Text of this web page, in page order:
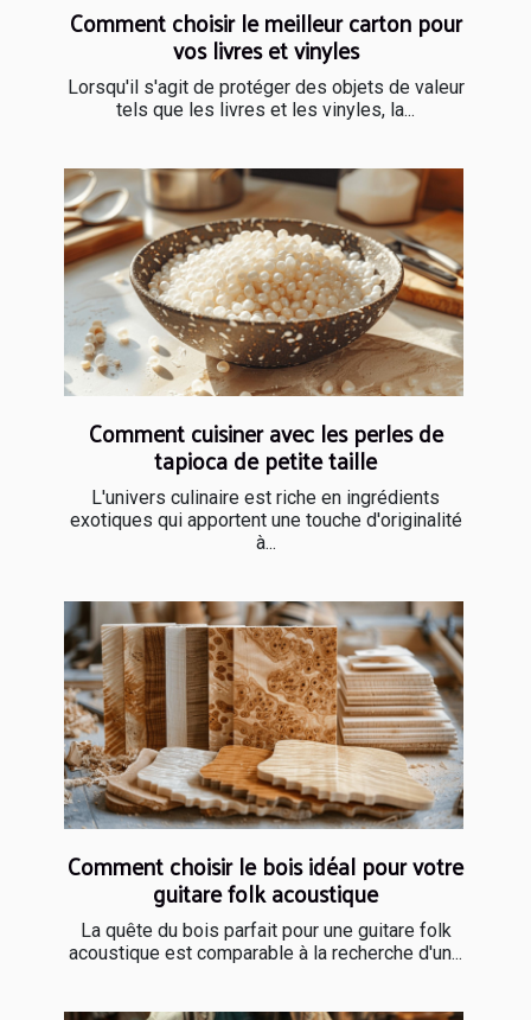
Comment choisir le meilleur carton pour
vos livres et vinyles
Lorsqu'il s'agit de protéger des objets de valeur
tels que les livres et les vinyles, la...
Comment cuisiner avec les perles de
tapioca de petite taille
L'univers culinaire est riche en ingrédients
exotiques qui apportent une touche d'originalité
à...
Comment choisir le bois idéal pour votre
guitare folk acoustique
La quête du bois parfait pour une guitare folk
acoustique est comparable à la recherche d'un...